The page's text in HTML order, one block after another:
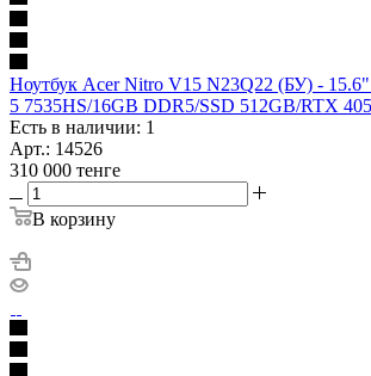
Ноутбук Acer Nitro V15 N23Q22 (БУ) -
5 7535HS/16GB DDR5/SSD 512GB/RTX
Есть в наличии: 1
Арт.: 14526
310 000 тенге
В корзину